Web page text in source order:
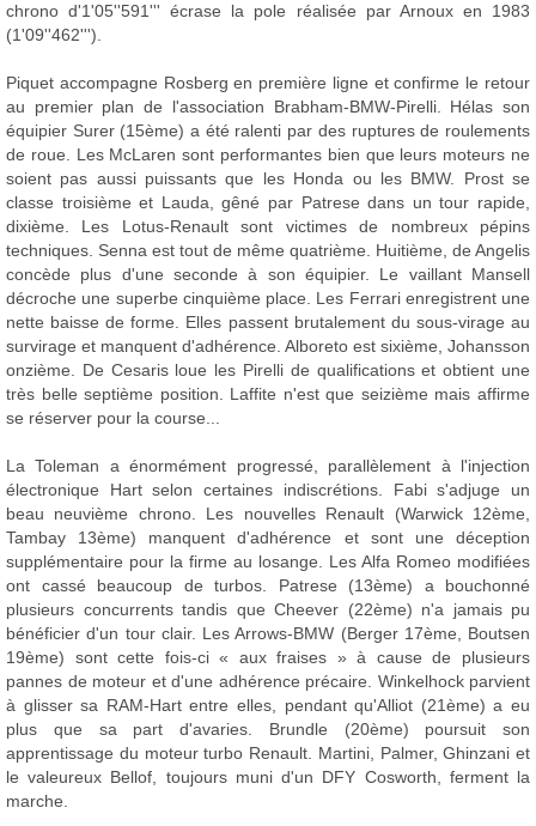
chrono d'1'05''591''' écrase la pole réalisée par Arnoux en 1983
(1'09''462''').
Piquet accompagne Rosberg en première ligne et confirme le retour
au premier plan de l'association Brabham-BMW-Pirelli. Hélas son
équipier Surer (15ème) a été ralenti par des ruptures de roulements
de roue. Les McLaren sont performantes bien que leurs moteurs ne
soient pas aussi puissants que les Honda ou les BMW. Prost se
classe troisième et Lauda, gêné par Patrese dans un tour rapide,
dixième. Les Lotus-Renault sont victimes de nombreux pépins
techniques. Senna est tout de même quatrième. Huitième, de Angelis
concède plus d'une seconde à son équipier. Le vaillant Mansell
décroche une superbe cinquième place. Les Ferrari enregistrent une
nette baisse de forme. Elles passent brutalement du sous-virage au
survirage et manquent d'adhérence. Alboreto est sixième, Johansson
onzième. De Cesaris loue les Pirelli de qualifications et obtient une
très belle septième position. Laffite n'est que seizième mais affirme
se réserver pour la course...
La Toleman a énormément progressé, parallèlement à l'injection
électronique Hart selon certaines indiscrétions. Fabi s'adjuge un
beau neuvième chrono. Les nouvelles Renault (Warwick 12ème,
Tambay 13ème) manquent d'adhérence et sont une déception
supplémentaire pour la firme au losange. Les Alfa Romeo modifiées
ont cassé beaucoup de turbos. Patrese (13ème) a bouchonné
plusieurs concurrents tandis que Cheever (22ème) n'a jamais pu
bénéficier d'un tour clair. Les Arrows-BMW (Berger 17ème, Boutsen
19ème) sont cette fois-ci « aux fraises » à cause de plusieurs
pannes de moteur et d'une adhérence précaire. Winkelhock parvient
à glisser sa RAM-Hart entre elles, pendant qu'Alliot (21ème) a eu
plus que sa part d'avaries. Brundle (20ème) poursuit son
apprentissage du moteur turbo Renault. Martini, Palmer, Ghinzani et
le valeureux Bellof, toujours muni d'un DFY Cosworth, ferment la
marche.